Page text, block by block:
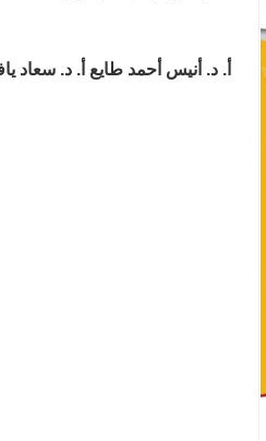
أ. د. أنيس أحمد طايع أ. د. سعاد